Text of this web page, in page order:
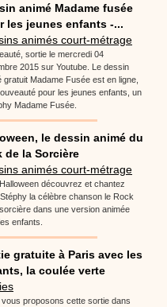
animé Madame fusée
les jeunes enfants -...
animés court-métrage
sortie le mercredi 04
2015 sur Youtube. Le dessin
gratuit Madame Fusée est en ligne,
pour les jeunes enfants, un
Madame Fusée.
le dessin animé du
de la Sorcière
animés court-métrage
découvrez et chantez
la célèbre chanson le Rock
dans une version animée
enfants.
gratuite à Paris avec les
la coulée verte
vous proposons cette sortie dans